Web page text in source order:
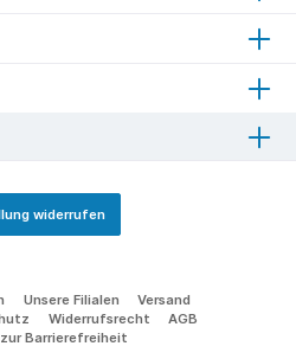
widerrufen
Unsere Filialen
Versand
Widerrufsrecht
AGB
Barrierefreiheit